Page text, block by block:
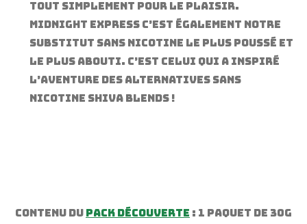
tout simplement pour le plaisir.
Midnight Express c’est également notre
substitut sans nicotine le plus poussé et
le plus abouti. C’est celui qui a inspiré
l’aventure des alternatives sans
nicotine Shiva Blends !
Contenu du Pack Découverte : 1 Paquet de 30g